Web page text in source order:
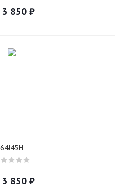
3 850 ₽
64J45H
3 850 ₽